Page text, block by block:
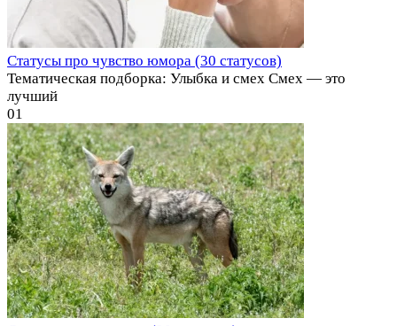
Статусы про чувство юмора (30 статусов)
Тематическая подборка: Улыбка и смех Смех — это
лучший
01